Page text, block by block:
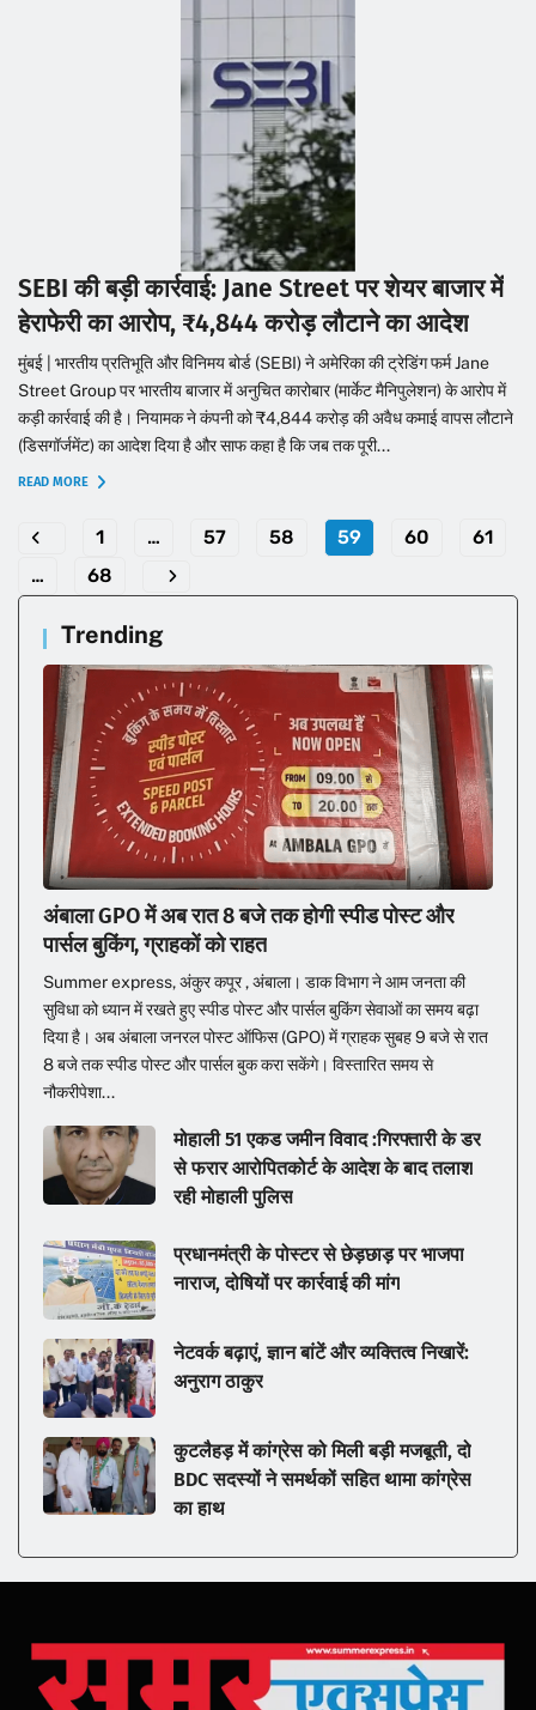
SEBI की बड़ी कार्रवाई: Jane Street पर शेयर बाजार में
हेराफेरी का आरोप, ₹4,844 करोड़ लौटाने का आदेश
मुंबई | भारतीय प्रतिभूति और विनिमय बोर्ड (SEBI) ने अमेरिका की ट्रेडिंग फर्म Jane
Street Group पर भारतीय बाजार में अनुचित कारोबार (मार्केट मैनिपुलेशन) के आरोप में
कड़ी कार्रवाई की है। नियामक ने कंपनी को ₹4,844 करोड़ की अवैध कमाई वापस लौटाने
(डिसगॉर्जमेंट) का आदेश दिया है और साफ कहा है कि जब तक पूरी...
READ MORE
1 … 57 58 59 60
61
…
68
Trending
अंबाला GPO में अब रात 8 बजे तक होगी स्पीड पोस्ट और
पार्सल बुकिंग, ग्राहकों को राहत
Summer express, अंकुर कपूर , अंबाला। डाक विभाग ने आम जनता की
सुविधा को ध्यान में रखते हुए स्पीड पोस्ट और पार्सल बुकिंग सेवाओं का समय बढ़ा
दिया है। अब अंबाला जनरल पोस्ट ऑफिस (GPO) में ग्राहक सुबह 9 बजे से रात
8 बजे तक स्पीड पोस्ट और पार्सल बुक करा सकेंगे। विस्तारित समय से
नौकरीपेशा...
मोहाली 51 एकड जमीन विवाद :गिरफ्तारी के डर
से फरार आरोपितकोर्ट के आदेश के बाद तलाश
रही मोहाली पुलिस
प्रधानमंत्री के पोस्टर से छेड़छाड़ पर भाजपा
नाराज, दोषियों पर कार्रवाई की मांग
नेटवर्क बढ़ाएं, ज्ञान बांटें और व्यक्तित्व निखारें:
अनुराग ठाकुर
कुटलैहड़ में कांग्रेस को मिली बड़ी मजबूती, दो
BDC सदस्यों ने समर्थकों सहित थामा कांग्रेस
का हाथ